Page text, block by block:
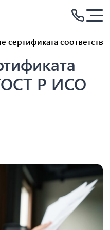
сертификата
Р ИСО